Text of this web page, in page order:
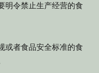
明令禁止生产经营的食
或者食品安全标准的食